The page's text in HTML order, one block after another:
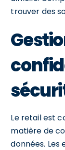
trouver des
Le retail est
matière de
données. Les